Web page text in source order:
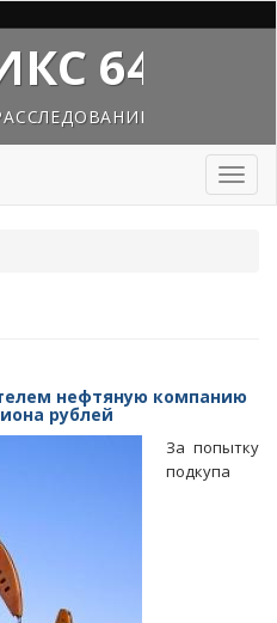
64
Toggle
нефтяную компанию
рублей
За попытку
подкупа